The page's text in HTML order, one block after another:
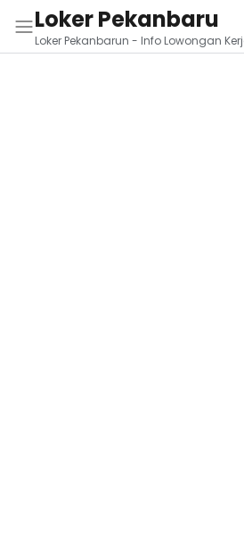
Loker Pekanbaru
Loker Pekanbarun - Info Lowongan